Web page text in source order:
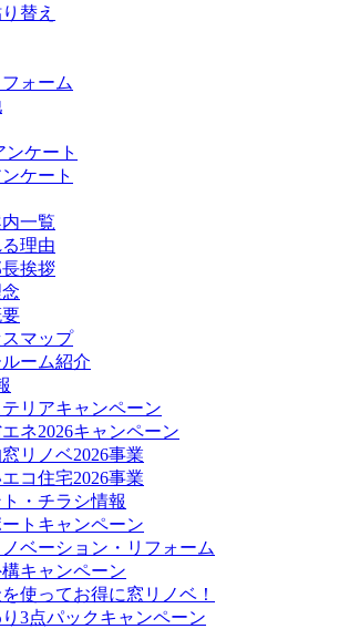
替え
ォーム
ンケート
ケート
一覧
理由
挨拶
マップ
ーム紹介
リアキャンペーン
ネ2026キャンペーン
リノベ2026事業
コ住宅2026事業
・チラシ情報
トキャンペーン
ベーション・リフォーム
キャンペーン
使ってお得に窓リノベ！
3点パックキャンペーン